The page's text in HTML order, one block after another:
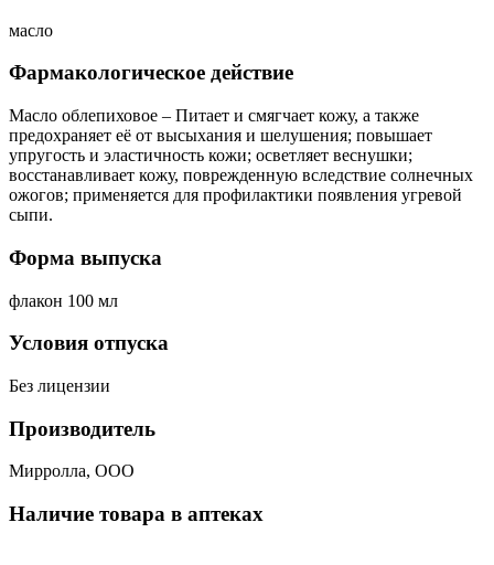
масло
Фармакологическое действие
Масло облепиховое – Питает и смягчает кожу, а также
предохраняет её от высыхания и шелушения; повышает
упругость и эластичность кожи; осветляет веснушки;
восстанавливает кожу, поврежденную вследствие солнечных
ожогов; применяется для профилактики появления угревой
сыпи.
Форма выпуска
флакон 100 мл
Условия отпуска
Без лицензии
Производитель
Мирролла, ООО
Наличие товара в аптеках